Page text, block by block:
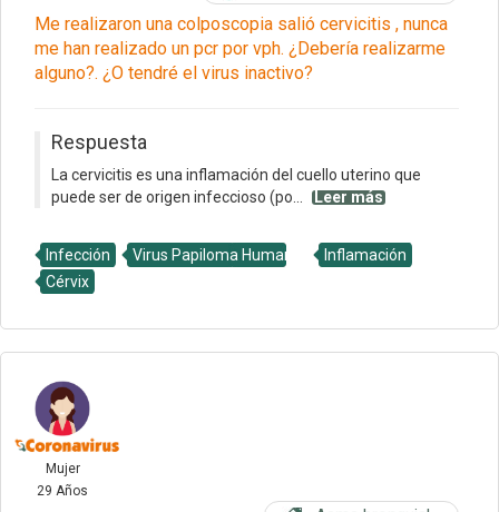
Me realizaron una colposcopia salió cervicitis , nunca
me han realizado un pcr por vph. ¿Debería realizarme
alguno?. ¿O tendré el virus inactivo?
Respuesta
La cervicitis es una inflamación del cuello uterino que
puede ser de origen infeccioso (po...
Leer más
Infección Virus Papiloma Humano
Inflamación
Cérvix
Mujer
29 Años